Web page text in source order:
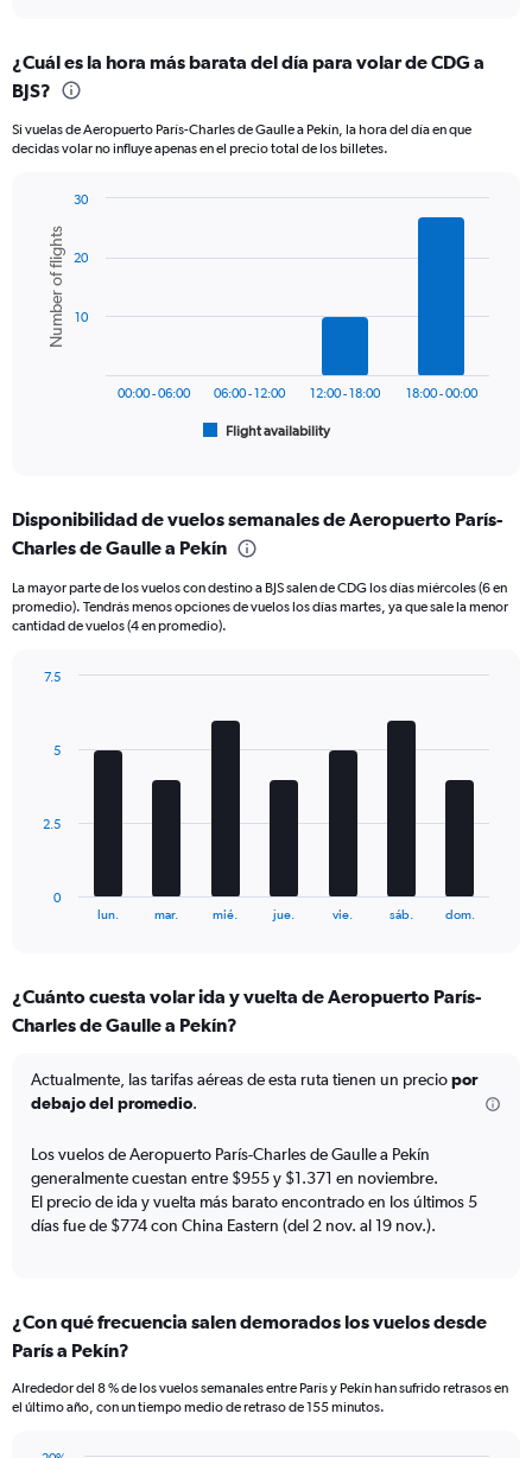
Range:
12
The
chart
axis
displaying
values.
Range:
¿Cuál es la hora más barata del día para volar de CDG a
BJS?
Si vuelas de Aeropuerto París-Charles de Gaulle a Pekín, la hora del día en que
decidas volar no influye apenas en el precio total de los billetes.
chart
with
bars.
The
Range:
6
The
chart
Number
Range:
Chart
graphic.
Number of flights
Flight availability
00:00 - 06:00 06:00 - 12:00 12:00 - 18:00 18:00 - 00:00
10
20
30
Disponibilidad de vuelos semanales de Aeropuerto París-
Charles de Gaulle a Pekín
La mayor parte de los vuelos con destino a BJS salen de CDG los días miércoles (6 en
promedio). Tendrás menos opciones de vuelos los días martes, ya que sale la menor
cantidad de vuelos (4 en promedio).
The
Range:
7
The
chart
has
Y
axis
displaying
values.
7.5.
lun. mar. mié. jue. vie. sáb. dom.
0
2.5
5
7.5
¿Cuánto cuesta volar ida y vuelta de Aeropuerto París-
Charles de Gaulle a Pekín?
Actualmente, las tarifas aéreas de esta ruta tienen un preciopor
debajo del promedio.
Los vuelos de Aeropuerto París-Charles de Gaulle a Pekín
generalmente cuestan entre $955 y $1.371 en noviembre.
El precio de ida y vuelta más barato encontrado en los últimos 5
días fue de $774 con China Eastern (del 2 nov. al 19 nov.).
¿Con qué frecuencia salen demorados los vuelos desde
París a Pekín?
Alrededor del 8 % de los vuelos semanales entre París y Pekín han sufrido retrasos en
el último año, con un tiempo medio de retraso de 155 minutos.